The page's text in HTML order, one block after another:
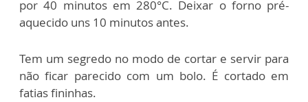
por 40 minutos em 280°C. Deixar o forno pré-
aquecido uns 10 minutos antes.
Tem um segredo no modo de cortar e servir para
não ficar parecido com um bolo. É cortado em
fatias fininhas.